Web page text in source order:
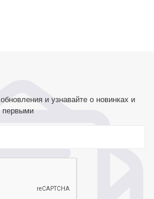
и узнавайте о новинках и
первыми